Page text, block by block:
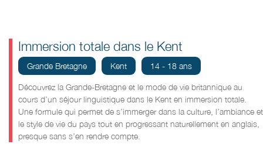
Immersion totale dans le Kent
Grande Bretagne Kent 14 - 18 ans
Découvrez la Grande-Bretagne et le mode de vie britannique au
cours d’un séjour linguistique dans le Kent en immersion totale.
Une formule qui permet de s’immerger dans la culture, l’ambiance et
le style de vie du pays tout en progressant naturellement en anglais,
presque sans s’en rendre compte.